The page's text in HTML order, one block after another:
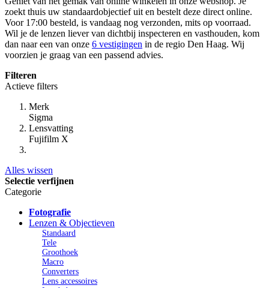
zoekt thuis uw standaardobjectief uit en bestelt deze direct online.
Voor 17:00 besteld, is vandaag nog verzonden, mits op voorraad.
Wil je de lenzen liever van dichtbij inspecteren en vasthouden, kom
dan naar een van onze 6 vestigingen in de regio Den Haag. Wij
voorzien je graag van een passend advies.
Filteren
Actieve filters
Merk
Sigma
Lensvatting
Fujifilm X
Alles wissen
Selectie verfijnen
Categorie
Fotografie
Lenzen & Objectieven
Standaard
Tele
Groothoek
Macro
Converters
Lens accessoires